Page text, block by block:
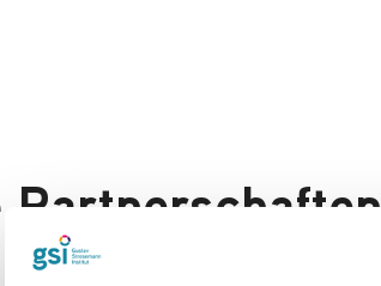
Partnerschaften